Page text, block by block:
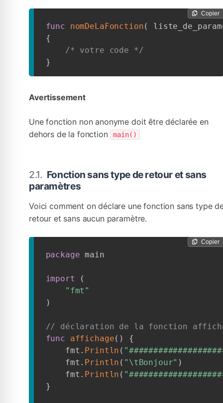
Copier
func nomDeLaFonction(
{
/* votre code */
}
Avertissement
Une fonction non anonyme doit être déclarée en
dehors de la fonction
main()
Fonction sans type de retour et sans
paramètres
Voici comment on déclare une fonction sans type
retour et sans aucun paramètre.
Copier
package main
import
(
"fmt"
)
// déclaration de la fonction
func
affichage( )
{
    fmt
. Println (
    fmt
. Println ( "\tBonjour" )
    fmt
. Println (
}